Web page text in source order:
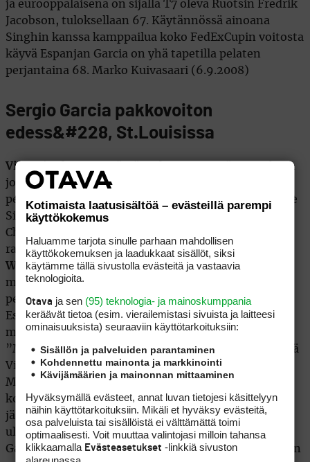
ja eurooppalaisena on sijalla T7 oleva Ruotsin Fredrik
Jacobson, tuloksellaan 67. Käytännössä ainoana
Singhin kanssa kamppailua koko FedExCupin voitosta
käyvä Espanjan Garcia on yhä tapetilla pelaten
perjantaina 68. Marko Kuivasaari (6.9.2008)
Sergio Garcia pakkovoiton
edess&#228, St.Louisissa
Vijay Singh
on viemässä Fedex Cupista jännnityksen
jo ennen finaalikisaa, Tour Championshipia joka
pelataan vasta kolmen viikon kuluttua. 45-vuotiaalle
Singhille riittää torstaina käynnistyvässä BMW
Championshipissa kakkostilakin homman
ratkaisuun-jos hän pitääSergio Garcianja
Weirintakanaan. Selvää on, että ainakin hiljaa
mielessään Tourin johto ja markkinointiväki pitää
peukkuja ylhäällä Garcialle jännityksen säilymiseksi.
Espanjalainen on pistänyt lehdistötilaisuuksissa
mahdollisuuksiensa vähättelyn jopa huumoriksi.
”Minun pitäisi voittaa molemmat kisat ja toivoa, että
Vijay putoaa rappusilta eikä pysty pelaamaan.
Mahdollisuudet ovat hyvin pienet. Hän on niin
kovassa kunnossa, että on vaikea kuvitella Vijayn
jäävän kummassakaan kisassa kymmenen
ulkopuolelle, Garcia ennakoi. Voittaminen on ollut
Garcialle tuskaista viimeisten vuosien aikana. Kahden
Kotimaista laatusisältöä – evästeillä parempi
käyttökokemus
Haluamme tarjota sinulle parhaan mahdollisen
käyttökokemuksen ja laadukkaat sisällöt, siksi
käytämme tällä sivustolla evästeitä ja vastaavia
teknologioita.
Otava ja sen (95) teknologia- ja mainoskumppania
keräävät tietoa (esim. vierailemis­tasi sivuista ja laitteesi
ominaisuuk­sista) seuraaviin käyttötarkoituksiin:
Sisällön ja palveluiden parantaminen
Kohdennettu mainonta ja markkinointi
Kävijämäärien ja mainonnan mittaaminen
Hyväksymällä evästeet, annat luvan tietojesi käsittelyyn
näihin käyttötarkoituksiin. Mikäli et hyväksy evästeitä,
osa palveluista tai sisällöistä ei välttämättä toimi
optimaalisesti. Voit muuttaa valintojasi milloin tahansa
klikkaamalla Evästeasetukset -linkkiä sivuston
alareunassa.